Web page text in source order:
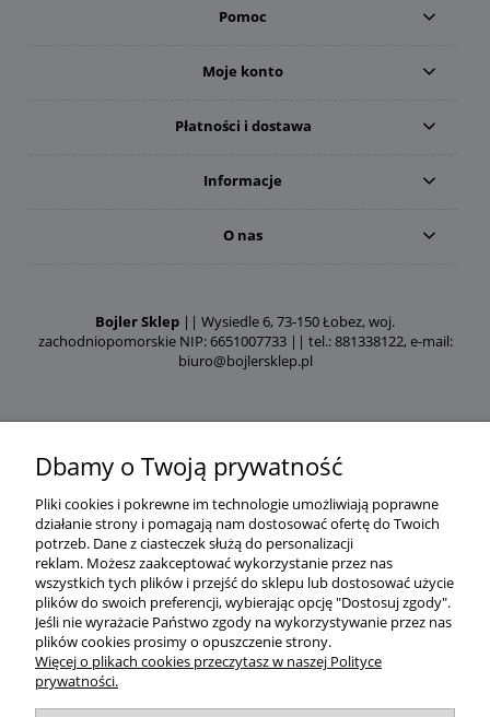
Pomoc
Moje konto
Płatności i dostawa
Informacje
O nas
Bojler Sklep || Wysiedle 6, 73-150 Łobez, woj.
zachodniopomorskie NIP: 6651007733 || tel.: 881338122, e-mail:
biuro@bojlersklep.pl
Dbamy o Twoją prywatność
Pliki cookies i pokrewne im technologie umożliwiają poprawne
działanie strony i pomagają nam dostosować ofertę do Twoich
potrzeb. Dane z ciasteczek służą do personalizacji
reklam. Możesz zaakceptować wykorzystanie przez nas
wszystkich tych plików i przejść do sklepu lub dostosować użycie
plików do swoich preferencji, wybierając opcję "Dostosuj zgody".
Jeśli nie wyrażacie Państwo zgody na wykorzystywanie przez nas
plików cookies prosimy o opuszczenie strony.
Więcej o plikach cookies przeczytasz w naszej Polityce
prywatności.